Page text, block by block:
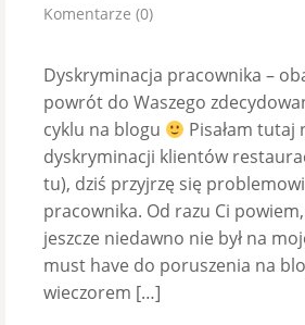
Komentarze (0)
Dyskryminacja pracownika –
powrót do Waszego
cyklu na blogu
Pisałam tutaj
dyskryminacji klientów
tu), dziś przyjrzę się
pracownika. Od razu Ci
jeszcze niedawno nie był na
must have do poruszenia na
wieczorem […]